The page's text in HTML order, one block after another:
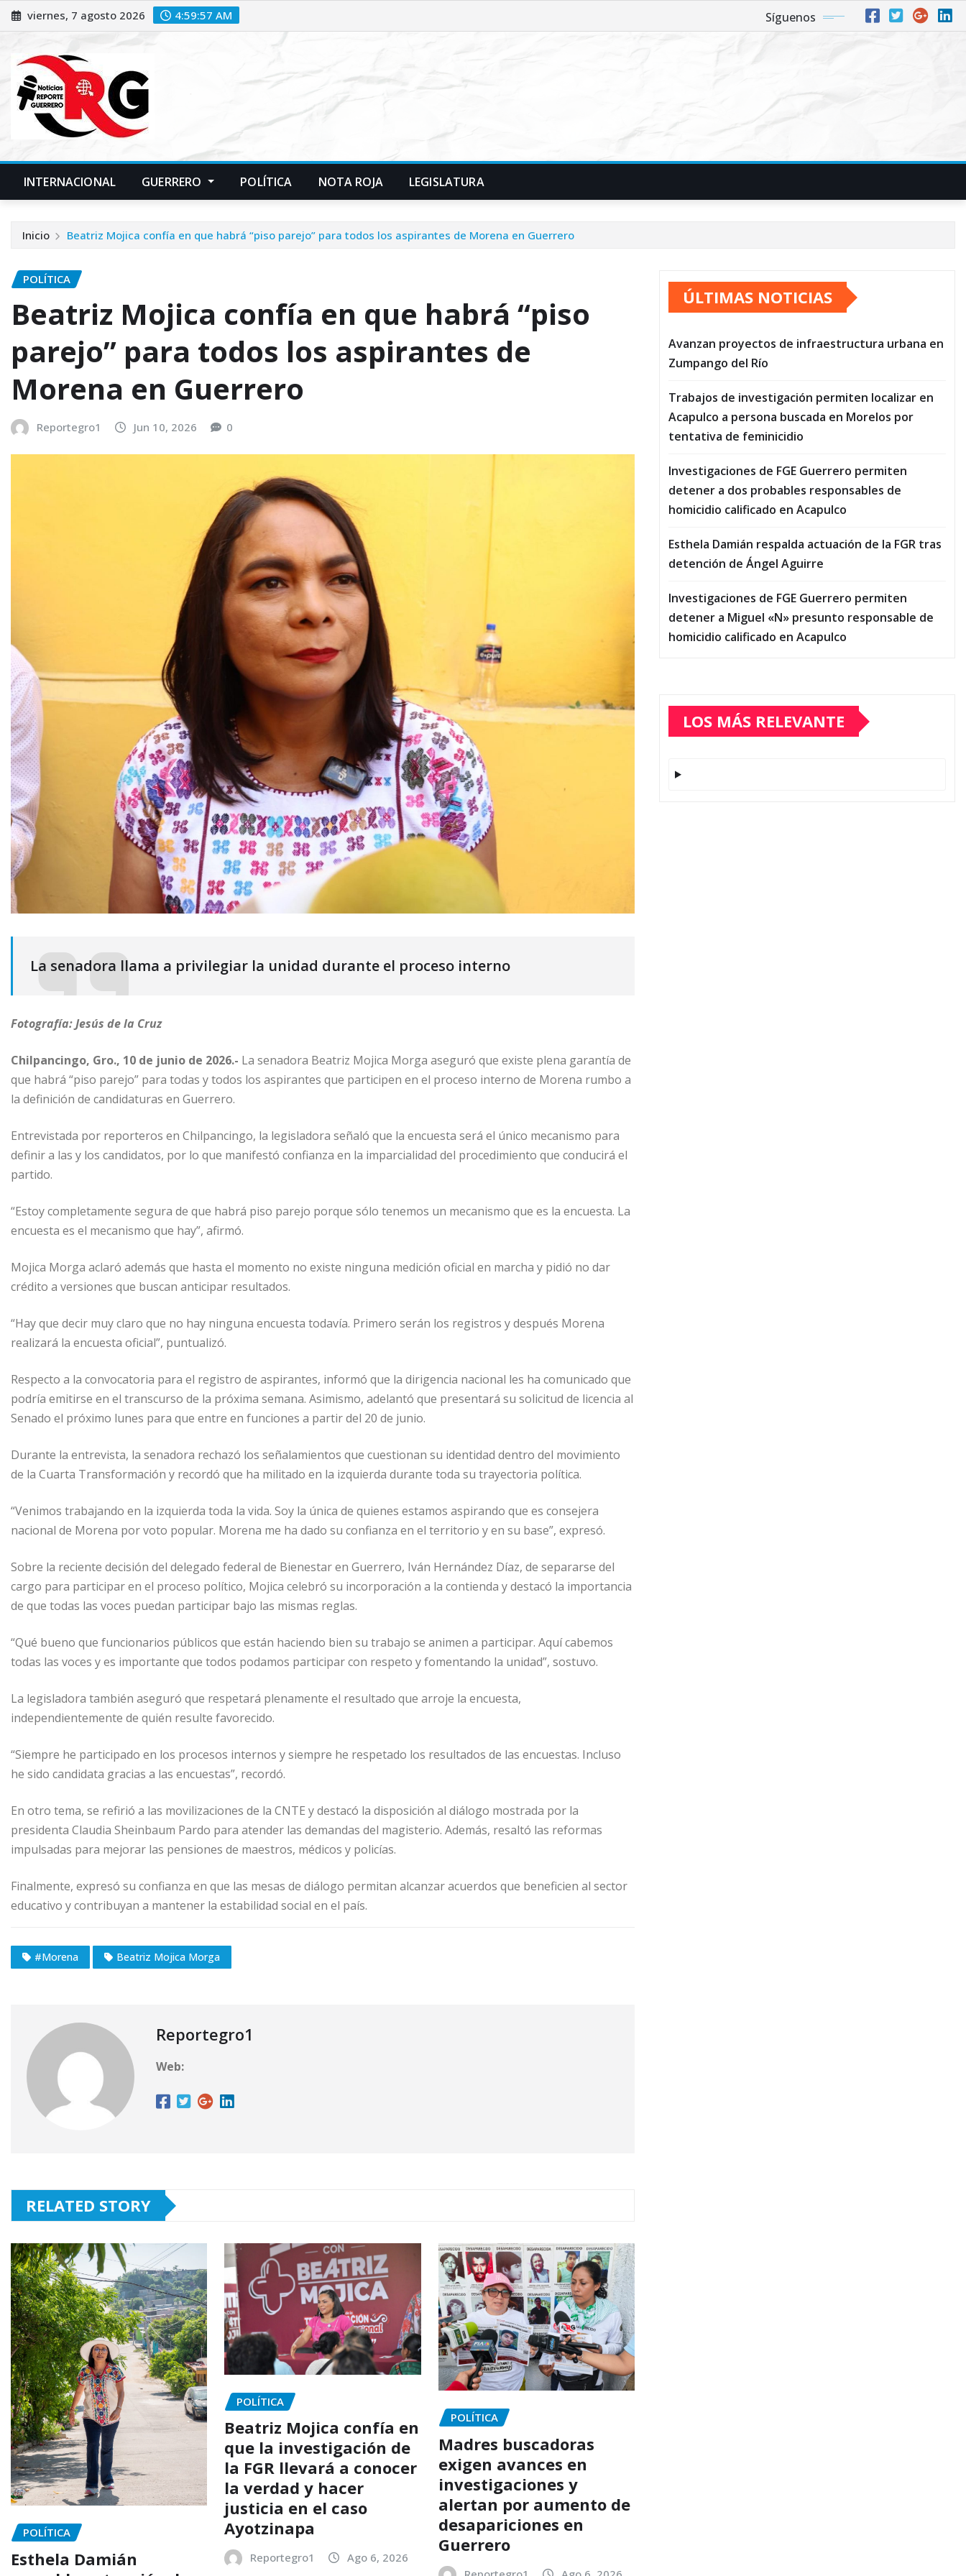
Saltar
al
viernes, 7 agosto 2026 4:59:58 AM Síguenos
INTERNACIONAL GUERRERO POLÍTICA NOTA ROJA LEGISLATURA
Inicio Beatriz Mojica confía en que habrá “piso parejo” para todos los aspirantes de Morena en Guerrero
POLÍTICA
Beatriz Mojica confía en que habrá “piso
parejo” para todos los aspirantes de
Morena en Guerrero
Reportegro1 Jun 10, 2026 0
La senadora llama a privilegiar la unidad durante el proceso interno
Fotografía: Jesús de la Cruz
Chilpancingo, Gro., 10 de junio de 2026.- La senadora Beatriz Mojica Morga aseguró que existe plena garantía de
que habrá “piso parejo” para todas y todos los aspirantes que participen en el proceso interno de Morena rumbo a
la definición de candidaturas en Guerrero.
Entrevistada por reporteros en Chilpancingo, la legisladora señaló que la encuesta será el único mecanismo para
definir a las y los candidatos, por lo que manifestó confianza en la imparcialidad del procedimiento que conducirá el
partido.
“Estoy completamente segura de que habrá piso parejo porque sólo tenemos un mecanismo que es la encuesta. La
encuesta es el mecanismo que hay”, afirmó.
Mojica Morga aclaró además que hasta el momento no existe ninguna medición oficial en marcha y pidió no dar
crédito a versiones que buscan anticipar resultados.
“Hay que decir muy claro que no hay ninguna encuesta todavía. Primero serán los registros y después Morena
realizará la encuesta oficial”, puntualizó.
Respecto a la convocatoria para el registro de aspirantes, informó que la dirigencia nacional les ha comunicado que
podría emitirse en el transcurso de la próxima semana. Asimismo, adelantó que presentará su solicitud de licencia al
Senado el próximo lunes para que entre en funciones a partir del 20 de junio.
Durante la entrevista, la senadora rechazó los señalamientos que cuestionan su identidad dentro del movimiento
de la Cuarta Transformación y recordó que ha militado en la izquierda durante toda su trayectoria política.
“Venimos trabajando en la izquierda toda la vida. Soy la única de quienes estamos aspirando que es consejera
nacional de Morena por voto popular. Morena me ha dado su confianza en el territorio y en su base”, expresó.
Sobre la reciente decisión del delegado federal de Bienestar en Guerrero, Iván Hernández Díaz, de separarse del
cargo para participar en el proceso político, Mojica celebró su incorporación a la contienda y destacó la importancia
de que todas las voces puedan participar bajo las mismas reglas.
“Qué bueno que funcionarios públicos que están haciendo bien su trabajo se animen a participar. Aquí cabemos
todas las voces y es importante que todos podamos participar con respeto y fomentando la unidad”, sostuvo.
La legisladora también aseguró que respetará plenamente el resultado que arroje la encuesta,
independientemente de quién resulte favorecido.
“Siempre he participado en los procesos internos y siempre he respetado los resultados de las encuestas. Incluso
he sido candidata gracias a las encuestas”, recordó.
En otro tema, se refirió a las movilizaciones de la CNTE y destacó la disposición al diálogo mostrada por la
presidenta Claudia Sheinbaum Pardo para atender las demandas del magisterio. Además, resaltó las reformas
impulsadas para mejorar las pensiones de maestros, médicos y policías.
Finalmente, expresó su confianza en que las mesas de diálogo permitan alcanzar acuerdos que beneficien al sector
educativo y contribuyan a mantener la estabilidad social en el país.
#Morena Beatriz Mojica Morga
Reportegro1
Web:
RELATED STORY
POLÍTICA
Esthela Damián
POLÍTICA
Beatriz Mojica confía en
que la investigación de
la FGR llevará a conocer
la verdad y hacer
justicia en el caso
Ayotzinapa
Reportegro1 Ago 6, 2026
POLÍTICA
Madres buscadoras
exigen avances en
investigaciones y
alertan por aumento de
desapariciones en
Guerrero
ÚLTIMAS NOTICIAS
Avanzan proyectos de infraestructura urbana en
Zumpango del Río
Trabajos de investigación permiten localizar en
Acapulco a persona buscada en Morelos por
tentativa de feminicidio
Investigaciones de FGE Guerrero permiten
detener a dos probables responsables de
homicidio calificado en Acapulco
Esthela Damián respalda actuación de la FGR tras
detención de Ángel Aguirre
Investigaciones de FGE Guerrero permiten
detener a Miguel «N» presunto responsable de
homicidio calificado en Acapulco
LOS MÁS RELEVANTE